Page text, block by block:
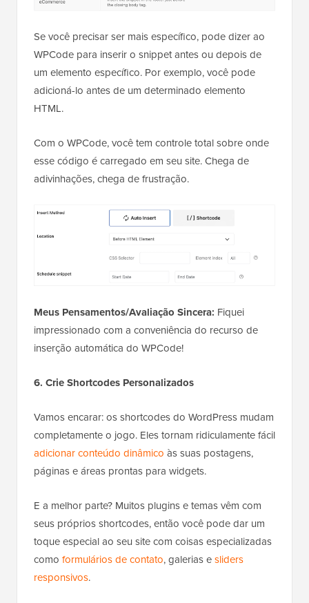
Se você precisar ser mais específico, pode dizer ao
WPCode para inserir o snippet antes ou depois de
um elemento específico. Por exemplo, você pode
adicioná-lo antes de um determinado elemento
HTML.
Com o WPCode, você tem controle total sobre onde
esse código é carregado em seu site. Chega de
adivinhações, chega de frustração.
Meus Pensamentos/Avaliação Sincera: Fiquei
impressionado com a conveniência do recurso de
inserção automática do WPCode!
6. Crie Shortcodes Personalizados
Vamos encarar: os shortcodes do WordPress mudam
completamente o jogo. Eles tornam ridiculamente fácil
adicionar conteúdo dinâmico às suas postagens,
páginas e áreas prontas para widgets.
E a melhor parte? Muitos plugins e temas vêm com
seus próprios shortcodes, então você pode dar um
toque especial ao seu site com coisas especializadas
como formulários de contato, galerias esliders
responsivos.